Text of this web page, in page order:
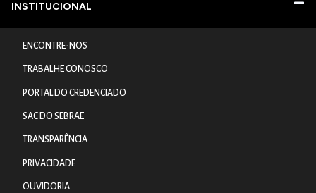
INSTITUCIONAL
ENCONTRE-NOS
TRABALHE CONOSCO
PORTAL DO CREDENCIADO
SAC DO SEBRAE
TRANSPARÊNCIA
PRIVACIDADE
OUVIDORIA